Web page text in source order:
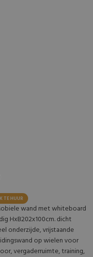
TE HUUR